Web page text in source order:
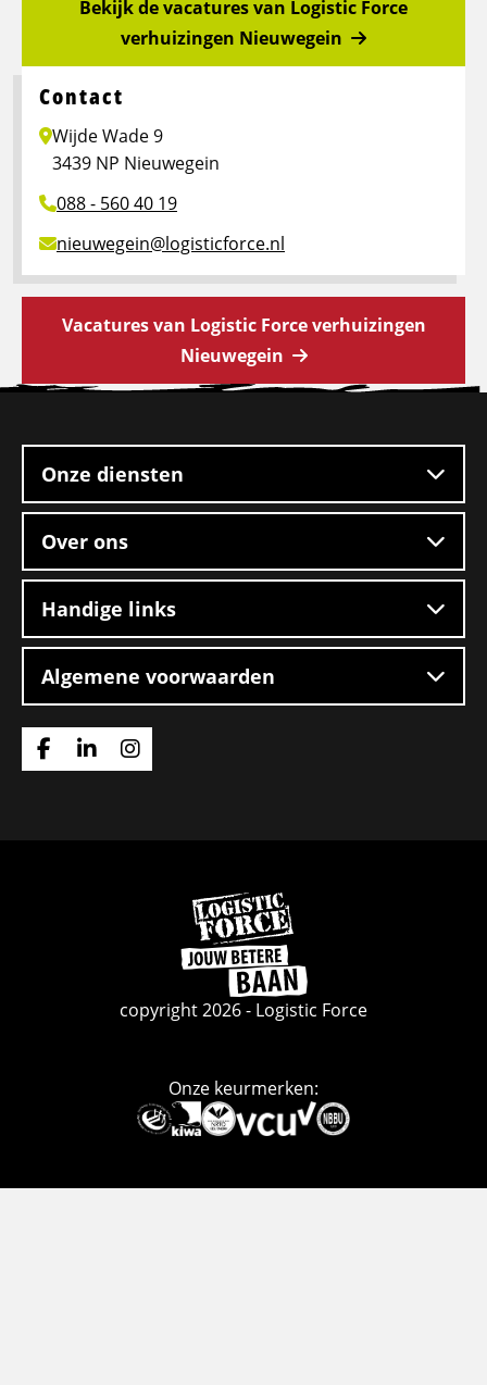
Bekijk de vacatures van Logistic Force
verhuizingen Nieuwegein
Contact
Wijde Wade 9
3439 NP Nieuwegein
088 - 560 40 19
nieuwegein@logisticforce.nl
Vacatures van Logistic Force verhuizingen
Nieuwegein
footer
Onze diensten
Over ons
Handige links
Algemene voorwaarden
Ga
Ga
Ga
Ga
naar
de
homepage
copyright 2026 - Logistic Force
Onze keurmerken:
Deze
link
naar